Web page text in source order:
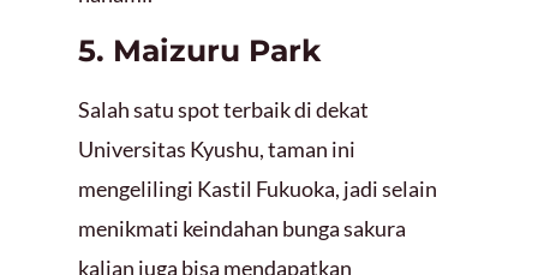
5. Maizuru Park
Salah satu spot terbaik di dekat
Universitas Kyushu, taman ini
mengelilingi Kastil Fukuoka, jadi selain
menikmati keindahan bunga sakura
kalian juga bisa mendapatkan